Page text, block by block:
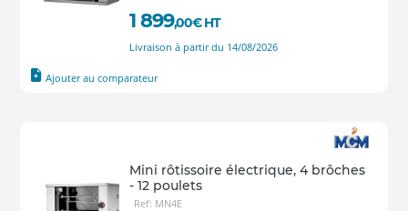
1 899,00€ HT
Livraison à partir du 14/08/2026
Ajouter au comparateur
Mini rôtissoire électrique, 4 brôches
- 12 poulets
Ref: MN4E